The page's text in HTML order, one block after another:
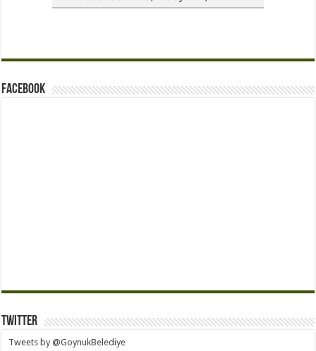
Facebook
Twitter
Tweets by @GoynukBelediye